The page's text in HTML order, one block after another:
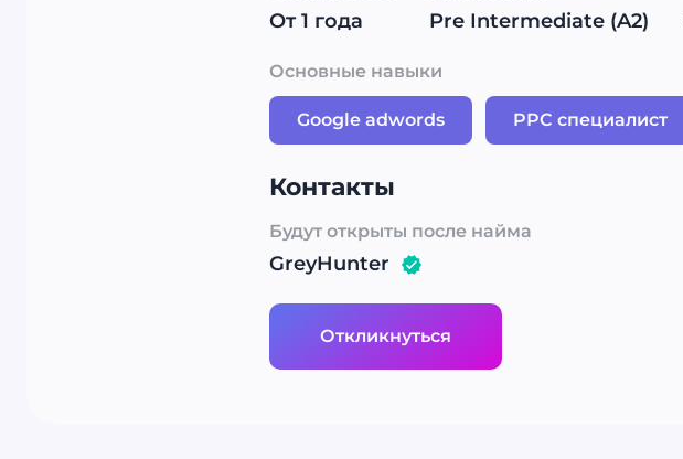
От 1 года Pre Intermediate (A2)
Основные навыки
Google adwords PPC специалист
Контакты
Будут открыты после найма
GreyHunter
Откликнуться